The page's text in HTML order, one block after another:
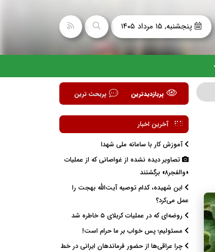
پنجشنبه, ۱۵ مرداد ۱۴۰۵
پربازدیدترین پربحث ترین
آخرین اخبار
آموزش کار با سامانه ملی شهدا
تصاویر دیده نشده از غواصانی که از عملیات
«والفجر۸» برگشتند
این شهیده، کدام توصیه آیت‌الله بهجت را
عمل می‌کرد؟
روضه‌ای که در عملیات کربلای ۵ خاطره شد
مسئولیم؛ پس خواب بر ما حرام است!
چرا عراقی‌ها از حضور فرماندهان ایرانی در خط